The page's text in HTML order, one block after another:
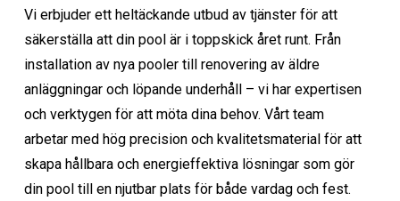
Vi erbjuder ett heltäckande utbud av tjänster för att
säkerställa att din pool är i toppskick året runt. Från
installation av nya pooler till renovering av äldre
anläggningar och löpande underhåll – vi har expertisen
och verktygen för att möta dina behov. Vårt team
arbetar med hög precision och kvalitetsmaterial för att
skapa hållbara och energieffektiva lösningar som gör
din pool till en njutbar plats för både vardag och fest.